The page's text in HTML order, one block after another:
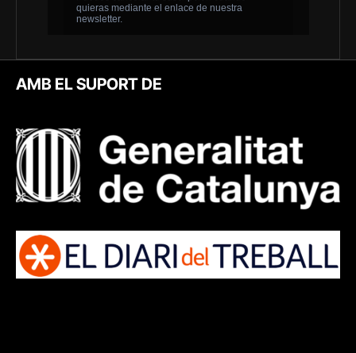
AMB EL SUPORT DE